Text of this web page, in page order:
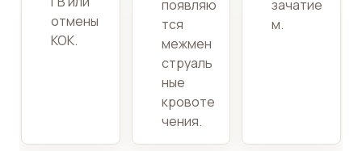
отмены
КОК.
появляю
тся
межмен
струаль
ные
кровоте
чения.
зачатие
м.